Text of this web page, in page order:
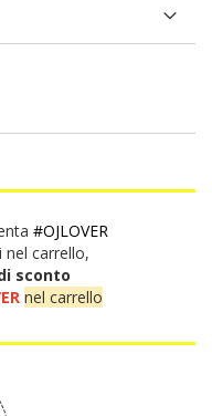
#OJLOVER
carrello,
sconto
nel carrello